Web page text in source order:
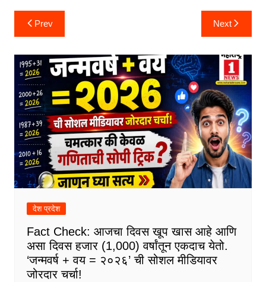
Post
navigation
Prev Next
देश प्रदेश
Fact Check: आजचा दिवस खूप खास आहे आणि
असा दिवस हजार (1,000) वर्षांतून एकदाच येतो.
‘जन्मवर्ष + वय = २०२६’ ची सोशल मीडियावर
जोरदार चर्चा!